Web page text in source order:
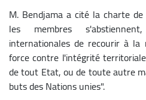
M. Bendjama a cité la charte
les membres
internationales de recourir à
force contre l'intégrité
de tout Etat, ou de toute autre
buts des Nations unies".